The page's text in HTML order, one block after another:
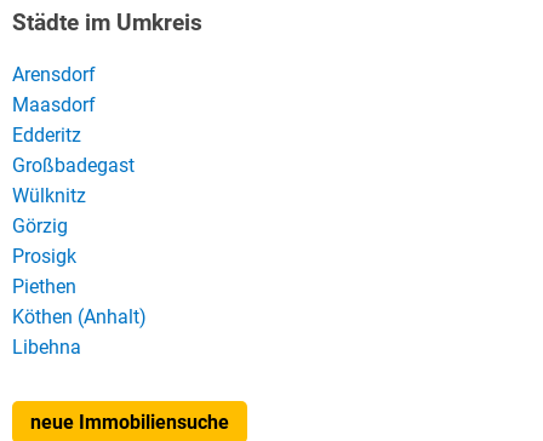
Städte im Umkreis
Arensdorf
Maasdorf
Edderitz
Großbadegast
Wülknitz
Görzig
Prosigk
Piethen
Köthen (Anhalt)
Libehna
neue Immobiliensuche